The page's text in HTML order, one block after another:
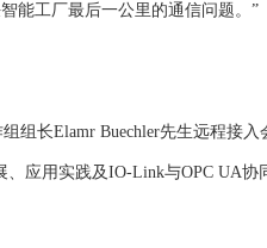
能工厂最后一公里的通信问题。”
组长Elamr Buechler先生远程接
应用实践及IO-Link与OPC UA协